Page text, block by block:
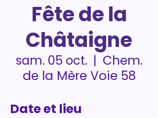
Fête de la
Châtaigne
sam. 05 oct.
  |
Chem.
de la Mère Voie 58
Date et lieu